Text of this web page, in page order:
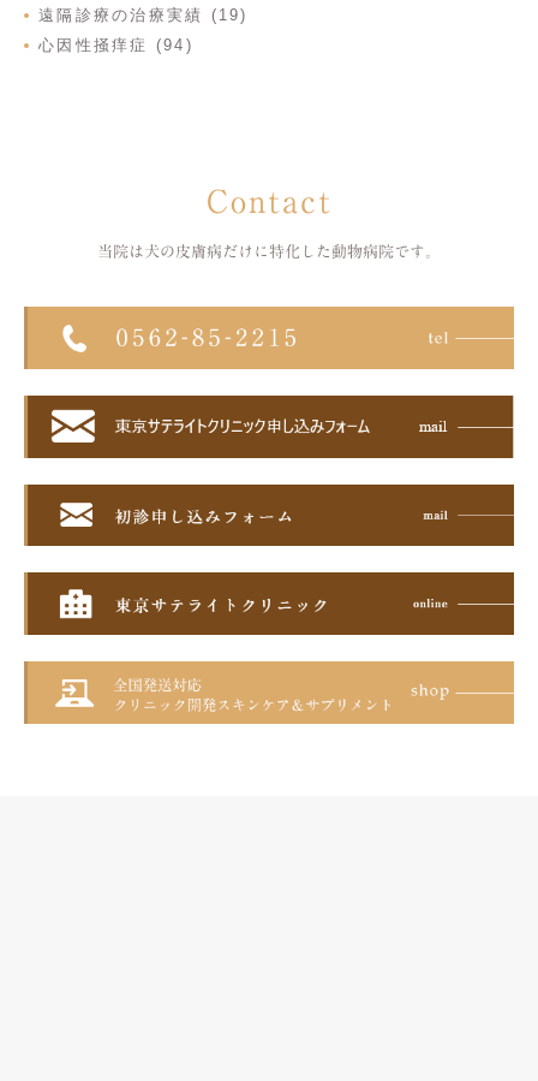
遠隔診療の治療実績 (19)
心因性掻痒症 (94)
Contact
当院は犬の皮膚病だけに特化した 動物病院です。